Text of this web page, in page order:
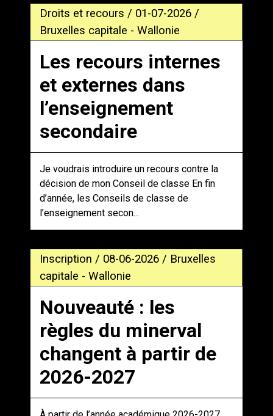
Droits et recours / 01-07-2026 /
Bruxelles capitale - Wallonie
Les recours internes
et externes dans
l’enseignement
secondaire
Je voudrais introduire un recours contre la
décision de mon Conseil de classe En fin
d’année, les Conseils de classe de
l’enseignement secon...
Inscription / 08-06-2026 / Bruxelles
capitale - Wallonie
Nouveauté : les
règles du minerval
changent à partir de
2026-2027